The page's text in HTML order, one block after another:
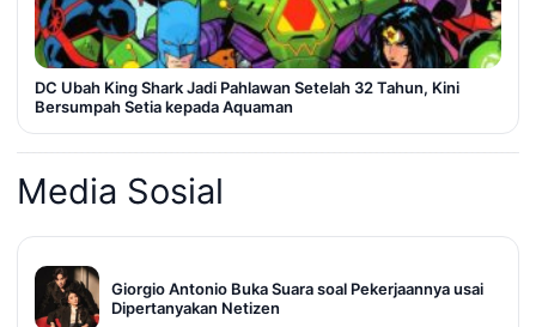
DC Ubah King Shark Jadi Pahlawan Setelah 32 Tahun, Kini
Bersumpah Setia kepada Aquaman
Media Sosial
Giorgio Antonio Buka Suara soal Pekerjaannya usai
Dipertanyakan Netizen